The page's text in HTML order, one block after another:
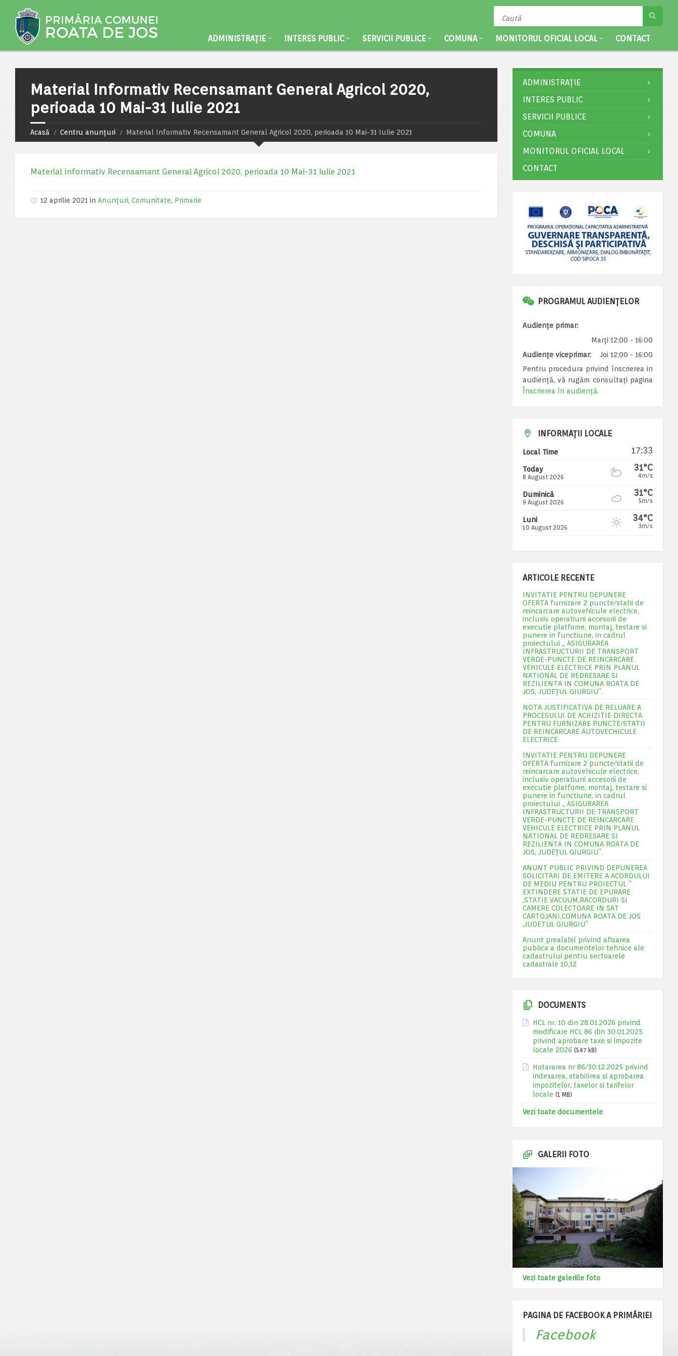
ADMINISTRAȚIE INTERES PUBLIC SERVICII PUBLICE COMUNA MONITORUL OFICIAL LOCAL CONTACT
Material Informativ Recensamant General Agricol 2020,
perioada 10 Mai-31 Iulie 2021
Acasă Centru anunțuri Material Informativ Recensamant General Agricol 2020, perioada 10 Mai-31 Iulie 2021
Material Informativ Recensamant General Agricol 2020, perioada 10 Mai-31 Iulie 2021
12 aprilie 2021 in Anunțuri, Comunitate, Primarie
ADMINISTRAȚIE
INTERES PUBLIC
SERVICII PUBLICE
COMUNA
MONITORUL OFICIAL LOCAL
CONTACT
PROGRAMUL AUDIENȚELOR
Audiențe primar:
Marți 12:00 - 16:00
Audiențe viceprimar:
Joi 12:00 - 16:00
Pentru procedura privind înscrierea in
audiență, vă rugăm consultați pagina
Înscrierea în audiență.
INFORMAȚII LOCALE
Local Time 17:33
Today
8 August 2026
31°C
4m/s
Duminică
9 August 2026
31°C
5m/s
Luni
10 August 2026
34°C
3m/s
ARTICOLE RECENTE
INVITATIE PENTRU DEPUNERE
OFERTA furnizare 2 puncte/statii de
reincarcare autovehicule electrice,
inclusiv operatiuni accesorii de
executie platfome, montaj, testare si
punere in functiune, in cadrul
proiectului „ ASIGURAREA
INFRASTRUCTURII DE TRANSPORT
VERDE-PUNCTE DE REINCARCARE
VEHICULE ELECTRICE PRIN PLANUL
NATIONAL DE REDRESARE SI
REZILIENTA IN COMUNA ROATA DE
JOS, JUDEŢUL GIURGIU”.
NOTA JUSTIFICATIVA DE RELUARE A
PROCESULUI DE ACHIZITIE DIRECTA
PENTRU FURNIZARE PUNCTE/STATII
DE REINCARCARE AUTOVECHICULE
ELECTRICE
INVITATIE PENTRU DEPUNERE
OFERTA furnizare 2 puncte/statii de
reincarcare autovehicule electrice,
inclusiv operatiuni accesorii de
executie platfome, montaj, testare si
punere in functiune, in cadrul
proiectului „ ASIGURAREA
INFRASTRUCTURII DE TRANSPORT
VERDE-PUNCTE DE REINCARCARE
VEHICULE ELECTRICE PRIN PLANUL
NATIONAL DE REDRESARE SI
REZILIENTA IN COMUNA ROATA DE
JOS, JUDEŢUL GIURGIU”.
ANUNT PUBLIC PRIVIND DEPUNEREA
SOLICITARI DE EMITERE A ACORDULUI
DE MEDIU PENTRU PROIECTUL ”
EXTINDERE STATIE DE EPURARE
,STATIE VACUUM,RACORDURI SI
CAMERE COLECTOARE IN SAT
CARTOJANI,COMUNA ROATA DE JOS
,JUDETUL GIURGIU”
Anunt prealabil privind afisarea
publica a documentelor tehnice ale
cadastrului pentru sectoarele
cadastrale 10,12
DOCUMENTS
HCL nr. 10 din 28.01.2026 privind
modificare HCL 86 din 30.01.2025
privind aprobare taxe si impozite
locale 2026 (547 kB)
Hotararea nr 86/30.12.2025 privind
indexarea, stabilirea si aprobarea
impozitelor, taxelor si tarifelor
locale (1 MB)
Vezi toate documentele
GALERII FOTO
Vezi toate galeriile foto
PAGINA DE FACEBOOK A PRIMĂRIEI
Facebook